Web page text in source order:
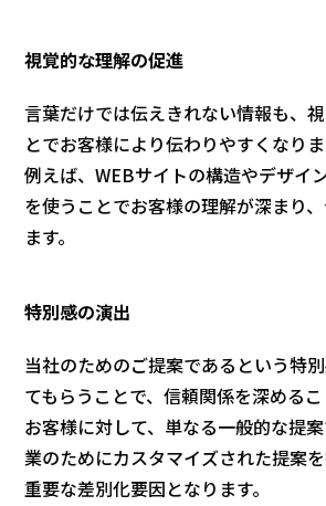
視覚的な理解の促進
言葉だけでは伝えきれない情報も、
とでお客様により伝わりやすくなりま
例えば、WEBサイトの構造やデザイ
を使うことでお客様の理解が深まり
ます。
特別感の演出
当社のためのご提案であるという特
てもらうことで、信頼関係を深めるこ
お客様に対して、単なる一般的な提
業のためにカスタマイズされた提案を
重要な差別化要因となります。